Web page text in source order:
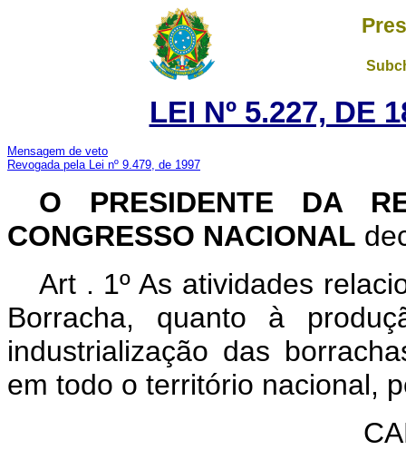
LEI Nº 5.227, DE
Mensagem de veto
Revogada pela Lei nº 9.479, de 1997
O PRESIDENTE DA
CONGRESSO NACIONAL
Art . 1º As atividades
Borracha, quanto à
industrialização das
em todo o território nacional,